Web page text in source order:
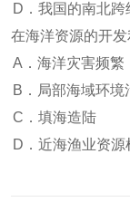
D．我国的南北
在海洋资源的开
A．海洋灾害频繁
B．局部海域环境
C．填海造陆
D．近海渔业资源